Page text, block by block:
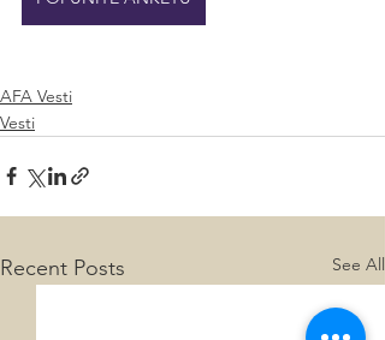
AFA Vesti
Vesti
Recent Posts See All